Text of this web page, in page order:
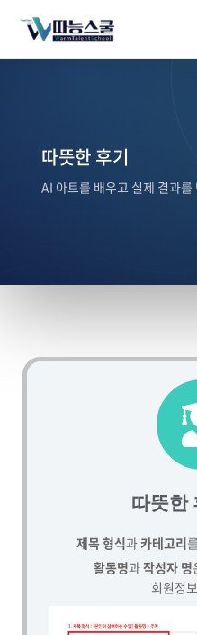
따뜻한 후기
AI 아트를 배우고 실제 결과
따뜻한
제목 형식과카테고리
활동명과작성자 명
회원정